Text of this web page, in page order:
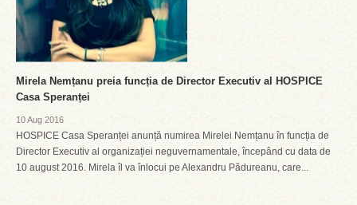
Mirela Nemțanu preia funcția de Director Executiv al HOSPICE
Casa Speranței
10 Aug 2016
HOSPICE Casa Speranței anunță numirea Mirelei Nemțanu în funcția de
Director Executiv al organizației neguvernamentale, începând cu data de
10 august 2016. Mirela îl va înlocui pe Alexandru Pădureanu, care...